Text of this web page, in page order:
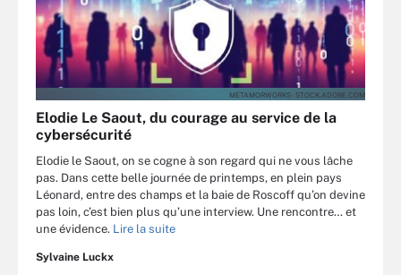
METAMORWORKS - STOCK.ADOBE.COM
Elodie Le Saout, du courage au service de la
cybersécurité
Elodie le Saout, on se cogne à son regard qui ne vous lâche
pas. Dans cette belle journée de printemps, en plein pays
Léonard, entre des champs et la baie de Roscoff qu’on devine
pas loin, c’est bien plus qu’une interview. Une rencontre… et
une évidence. Lire la suite
Sylvaine Luckx